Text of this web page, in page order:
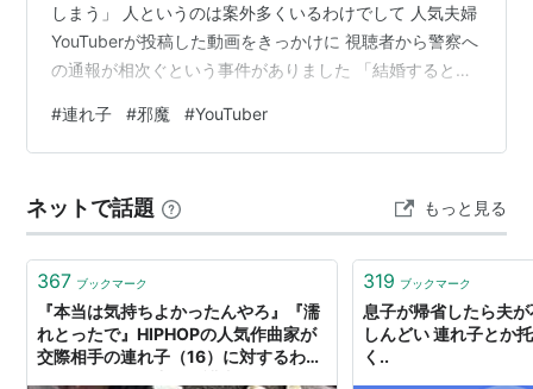
しまう」 人というのは案外多くいるわけでして 人気夫婦
YouTuberが投稿した動画をきっかけに 視聴者から警察へ
の通報が相次ぐという事件がありました 「結婚するとき
ったかもね」 と笑いながら話したことが批判の火を点け
ました コメントには 「冗談でも許されない」 「心理的
画により過去の動画も掘り返されることになりさらに火
が回っているようです 現在は活動休止を報告したそうで
すが …
#連れ子 #邪魔 #YouTuber
ネットで話題 もっと見る
367 ブックマーク
『本当は気持ちよかったんやろ』『濡
れとったで』HIPHOPの人気作曲家が
交際相手の連れ子（16）に対するわい
319 ブックマーク
息子が帰省したら夫
しんどい 連れ子とか
く..